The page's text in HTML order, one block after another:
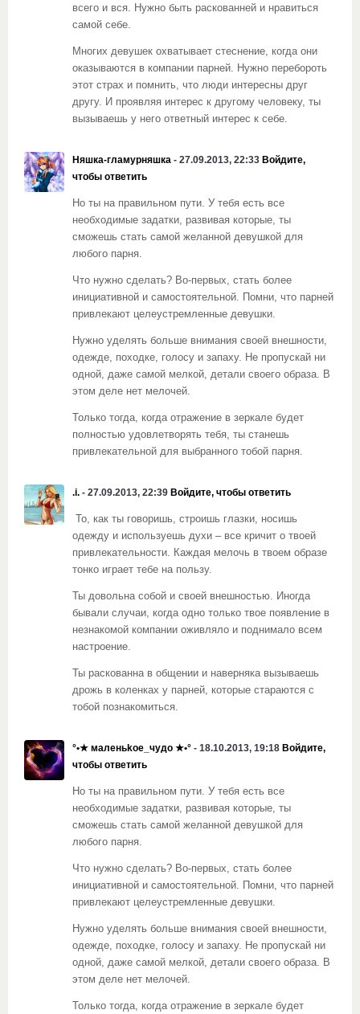
всего и вся. Нужно быть раскованней и нравиться
самой себе.
Многих девушек охватывает стеснение, когда они
оказываются в компании парней. Нужно перебороть
этот страх и помнить, что люди интересны друг
другу. И проявляя интерес к другому человеку, ты
вызываешь у него ответный интерес к себе.
Няшка-гламурняшка - 27.09.2013, 22:33 Войдите,
чтобы ответить
Но ты на правильном пути. У тебя есть все
необходимые задатки, развивая которые, ты
сможешь стать самой желанной девушкой для
любого парня.
Что нужно сделать? Во-первых, стать более
инициативной и самостоятельной. Помни, что парней
привлекают целеустремленные девушки.
Нужно уделять больше внимания своей внешности,
одежде, походке, голосу и запаху. Не пропускай ни
одной, даже самой мелкой, детали своего образа. В
этом деле нет мелочей.
Только тогда, когда отражение в зеркале будет
полностью удовлетворять тебя, ты станешь
привлекательной для выбранного тобой парня.
.i. - 27.09.2013, 22:39 Войдите, чтобы ответить
То, как ты говоришь, строишь глазки, носишь
одежду и используешь духи – все кричит о твоей
привлекательности. Каждая мелочь в твоем образе
тонко играет тебе на пользу.
Ты довольна собой и своей внешностью. Иногда
бывали случаи, когда одно только твое появление в
незнакомой компании оживляло и поднимало всем
настроение.
Ты раскованна в общении и наверняка вызываешь
дрожь в коленках у парней, которые стараются с
тобой познакомиться.
°•★ маленьkое_чудо ★•° - 18.10.2013, 19:18 Войдите,
чтобы ответить
Но ты на правильном пути. У тебя есть все
необходимые задатки, развивая которые, ты
сможешь стать самой желанной девушкой для
любого парня.
Что нужно сделать? Во-первых, стать более
инициативной и самостоятельной. Помни, что парней
привлекают целеустремленные девушки.
Нужно уделять больше внимания своей внешности,
одежде, походке, голосу и запаху. Не пропускай ни
одной, даже самой мелкой, детали своего образа. В
этом деле нет мелочей.
Только тогда, когда отражение в зеркале будет